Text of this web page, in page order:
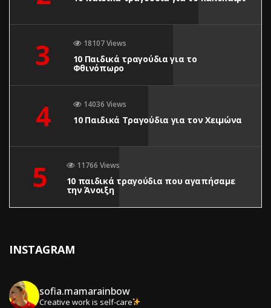
3 18107 Views
10 Παιδικά τραγούδια για το
Φθινόπωρο
4 14036 Views
10 Παιδικά Τραγούδια για τον Χειμώνα
5 11766 Views
10 παιδικά τραγούδια που αγαπήσαμε
την Άνοιξη
INSTAGRAM
sofia.mamarainbow
Creative work is self-care